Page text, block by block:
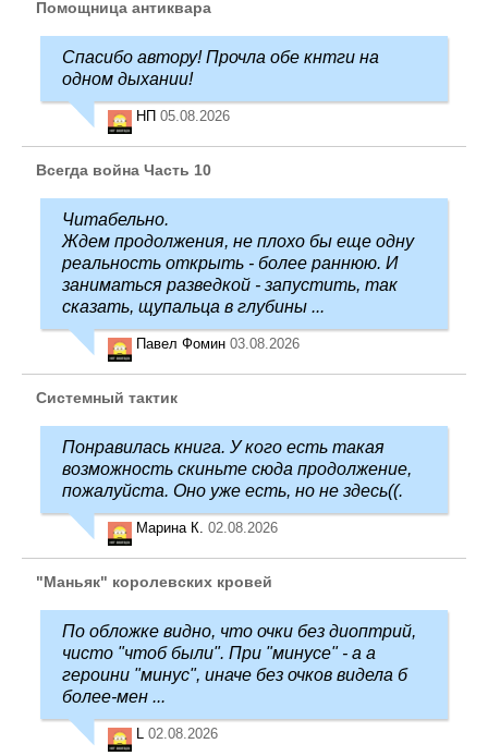
Помощница антиквара
Спасибо автору! Прочла обе кнтги на
одном дыхании!
НП 05.08.2026
Всегда война Часть 10
Читабельно.
Ждем продолжения, не плохо бы еще одну
реальность открыть - более раннюю. И
заниматься разведкой - запустить, так
сказать, щупальца в глубины ...
Павел Фомин 03.08.2026
Системный тактик
Понравилась книга. У кого есть такая
возможность скиньте сюда продолжение,
пожалуйста. Оно уже есть, но не здесь((.
Марина К. 02.08.2026
"Маньяк" королевских кровей
По обложке видно, что очки без диоптрий,
чисто "чтоб были". При "минусе" - а а
героини "минус", иначе без очков видела б
более-мен ...
02.08.2026